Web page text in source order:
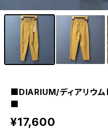
■DIARIUM/ディアリウム
■
¥17,600